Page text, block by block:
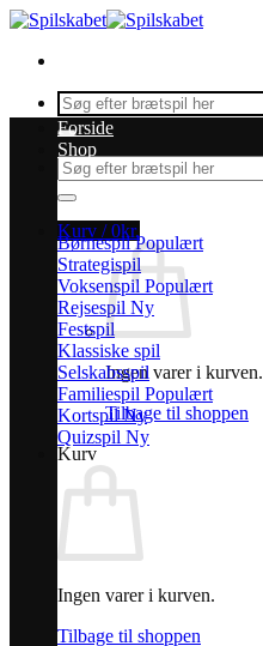
Fortsæt
indhold
Søg
efter:
Søg
efter:
Kurv /0kr.
Ingen varer i kurven.
Tilbage til shoppen
Kurv
Ingen varer i kurven.
Tilbage til shoppen
Forside
Shop
Børnespil
Strategispil
Voksenspil
Rejsespil
Festspil
Klassiske spil
Selskabsspil
Familiespil
Kortspil
Quizspil